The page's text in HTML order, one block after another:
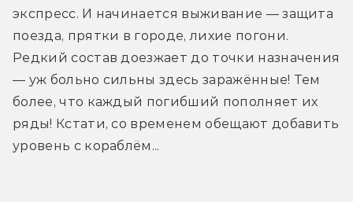
экспресс. И начинается выживание — защита
поезда, прятки в городе, лихие погони.
Редкий состав доезжает до точки назначения
— уж больно сильны здесь заражённые! Тем
более, что каждый погибший пополняет их
ряды! Кстати, со временем обещают добавить
уровень с кораблём...